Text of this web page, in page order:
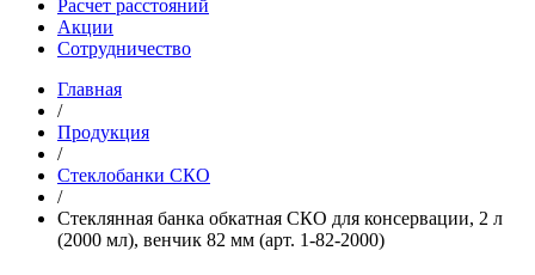
Расчет расстояний
Акции
Сотрудничество
Главная
/
Продукция
/
Стеклобанки СКО
/
Стеклянная банка обкатная СКО для консервации, 2 л
(2000 мл), венчик 82 мм (арт. 1-82-2000)